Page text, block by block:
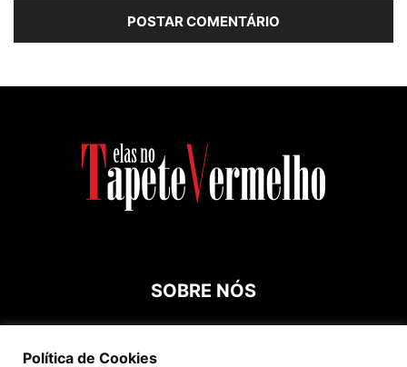
SOBRE NÓS
Contato:
Política de Cookies